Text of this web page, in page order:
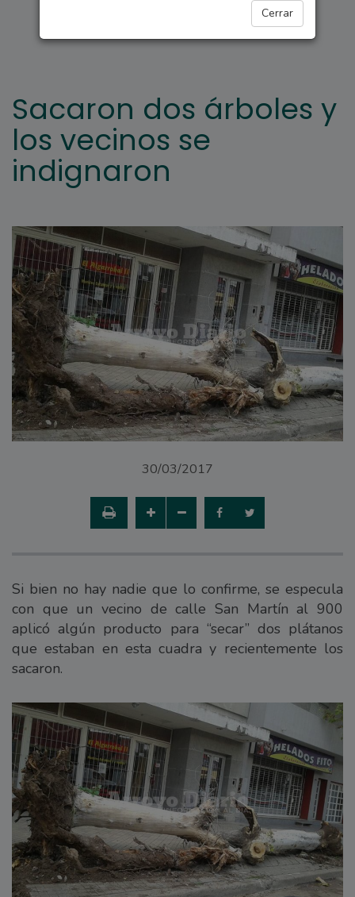
Cerrar
Sacaron dos árboles y
los vecinos se
indignaron
30/03/2017
Si bien no hay nadie que lo confirme, se especula
con que un vecino de calle San Martín al 900
aplicó algún producto para “secar” dos plátanos
que estaban en esta cuadra y recientemente los
sacaron.